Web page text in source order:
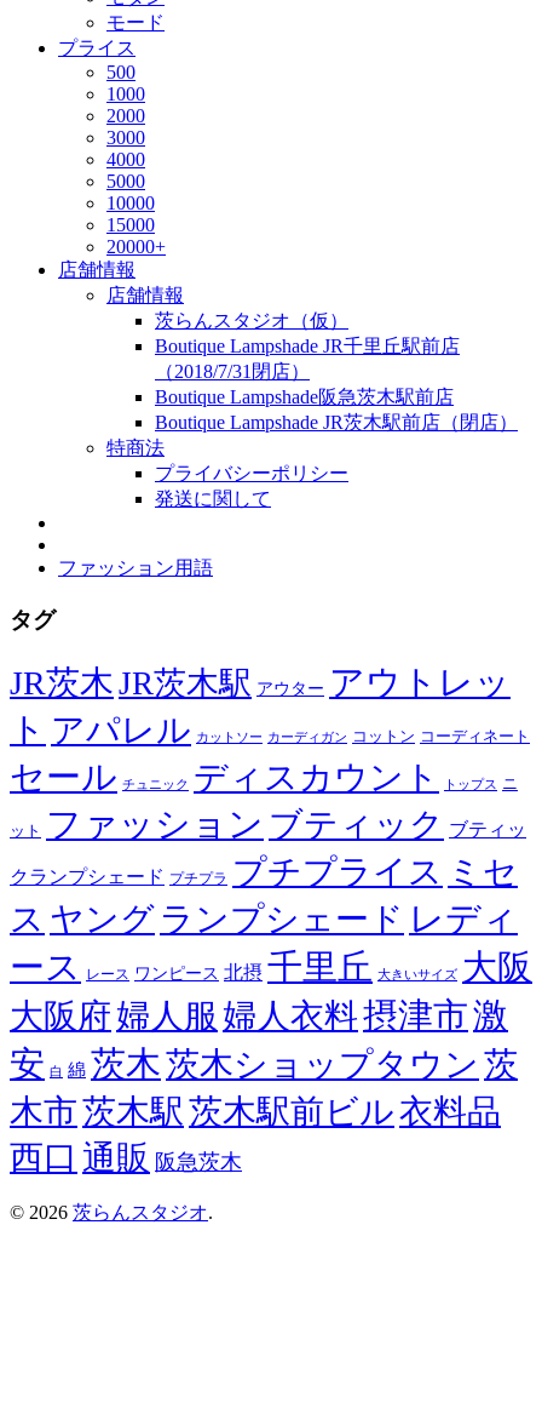
モード
プライス
500
1000
2000
3000
4000
5000
10000
15000
20000+
店舗情報
店舗情報
茨らんスタジオ（仮）
Boutique Lampshade JR千里丘駅前店
（2018/7/31閉店）
Boutique Lampshade阪急茨木駅前店
Boutique Lampshade JR茨木駅前店（閉店）
特商法
プライバシーポリシー
発送に関して
ファッション用語
タグ
JR茨木JR茨木駅 アウター アウトレッ
ト アパレル カットソー カーディガン コットン コーディネート
セール チュニック ディスカウント トップス ニ
ット ファッション ブティック ブティッ
クランプシェード プチプラ プチプライス ミセ
ス ヤング ランプシェード レディ
ース
レース ワンピース 北摂 千里丘 大きいサイズ 大阪
大阪府婦人服 婦人衣料摂津市激
安 白 綿 茨木茨木ショップタウン 茨
木市茨木駅 茨木駅前ビル衣料品
西口 通販 阪急茨木
© 2026 茨らんスタジオ.